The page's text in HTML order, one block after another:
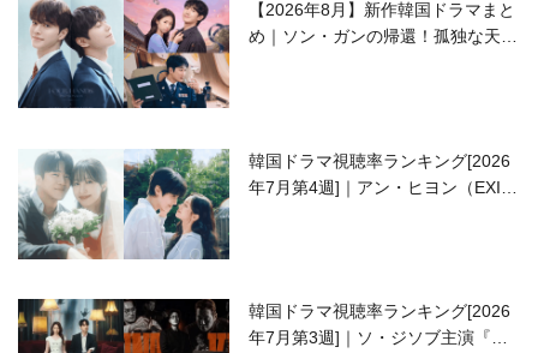
【2026年8月】新作韓国ドラマまと
め｜ソン・ガンの帰還！孤独な天才
韓国ドラマ視聴率ランキング[2026
年7月第4週]｜アン・ヒヨン（EXID
韓国ドラマ視聴率ランキング[2026
年7月第3週]｜ソ・ジソブ主演『エ